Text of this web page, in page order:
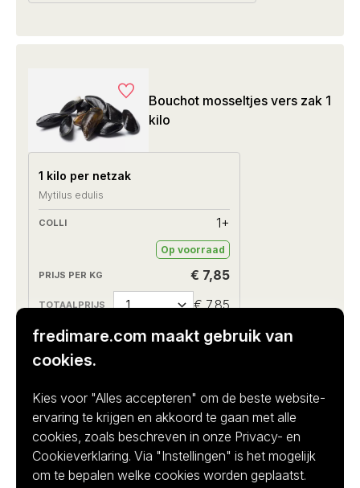
Bouchot mosseltjes vers zak 1
kilo
1 kilo per netzak
Mytilus edulis
1+
Op voorraad
€ 7,85
€ 7,85
Canadese kreeft 1300-1500
fredimare.com maakt gebruik van
cookies.
Kies voor "Alles accepteren" om de beste website-
ervaring te krijgen en akkoord te gaan met alle
cookies, zoals beschreven in onze Privacy- en
Cookieverklaring. Via "Instellingen" is het mogelijk
om te bepalen welke cookies worden geplaatst.